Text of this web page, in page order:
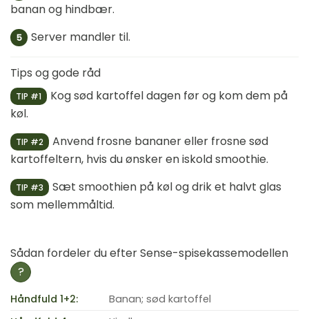
banan og hindbær.
5 Server mandler til.
Tips og gode råd
TIP #1
Kog sød kartoffel dagen før og kom dem på
køl.
TIP #2
Anvend frosne bananer eller frosne sød
kartoffeltern, hvis du ønsker en iskold smoothie.
TIP #3
Sæt smoothien på køl og drik et halvt glas
som mellemmåltid.
Sådan fordeler du efter Sense-spisekassemodellen
?
Håndfuld 1+2:
Banan; sød kartoffel